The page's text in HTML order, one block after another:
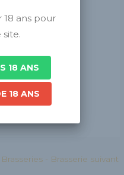
Brasseries - Brasserie suivant
18 ans pour
site.
18 ANS
18 ANS